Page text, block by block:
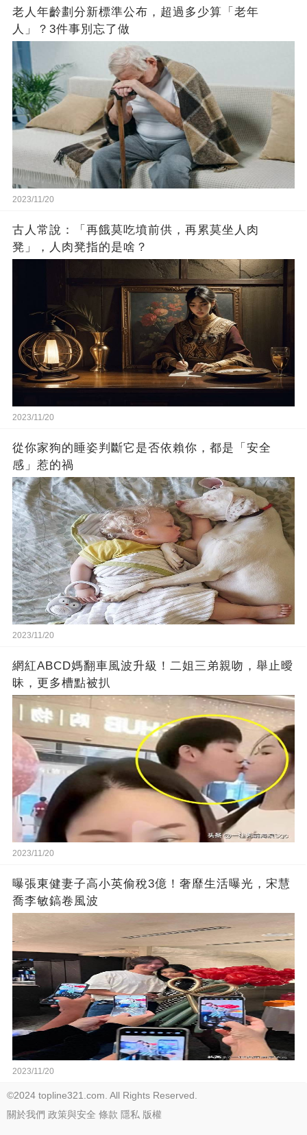
老人年齡劃分新標準公布，超過多少算「老年
人」？3件事別忘了做
2023/11/20
古人常說：「再餓莫吃墳前供，再累莫坐人肉
凳」，人肉凳指的是啥？
2023/11/20
從你家狗的睡姿判斷它是否依賴你，都是「安全
感」惹的禍
2023/11/20
網紅ABCD媽翻車風波升級！二姐三弟親吻，舉止曖
昧，更多槽點被扒
2023/11/20
曝張東健妻子高小英偷稅3億！奢靡生活曝光，宋慧
喬李敏鎬卷風波
2023/11/20
©2024 topline321.com. All Rights Reserved.
關於我們 政策與安全 條款 隱私 版權